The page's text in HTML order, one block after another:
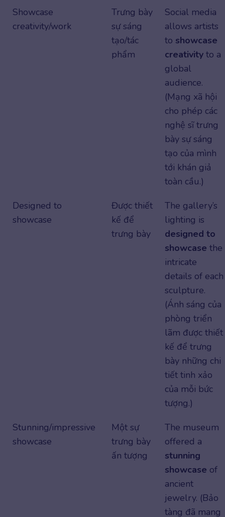
Showcase
creativity/work
Trưng bày
sự sáng
tạo/tác
phẩm
Social media
allows artists
to showcase
creativity to a
global
audience.
(Mạng xã hội
cho phép các
nghệ sĩ trưng
bày sự sáng
tạo của mình
tới khán giả
toàn cầu.)
Designed to
showcase
Được thiết
kế để
trưng bày
The gallery’s
lighting is
designed to
showcase the
intricate
details of each
sculpture.
(Ánh sáng của
phòng triển
lãm được thiết
kế để trưng
bày những chi
tiết tinh xảo
của mỗi bức
tượng.)
Stunning/impressive
showcase
Một sự
trưng bày
ấn tượng
The museum
offered a
stunning
showcase of
ancient
jewelry. (Bảo
tàng đã mang